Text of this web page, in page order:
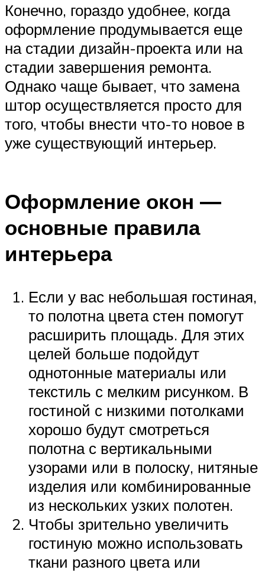
Конечно, гораздо удобнее, когда
оформление продумывается еще
на стадии дизайн-проекта или на
стадии завершения ремонта.
Однако чаще бывает, что замена
штор осуществляется просто для
того, чтобы внести что-то новое в
уже существующий интерьер.
Оформление окон —
основные правила
интерьера
Если у вас небольшая гостиная,
то полотна цвета стен помогут
расширить площадь. Для этих
целей больше подойдут
однотонные материалы или
текстиль с мелким рисунком. В
гостиной с низкими потолками
хорошо будут смотреться
полотна с вертикальными
узорами или в полоску, нитяные
изделия или комбинированные
из нескольких узких полотен.
Чтобы зрительно увеличить
гостиную можно использовать
ткани разного цвета или